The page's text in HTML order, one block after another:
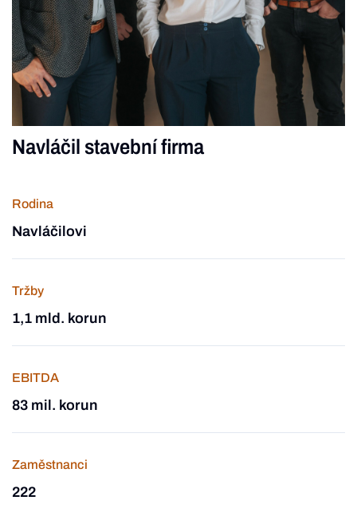
Navláčil stavební firma
Rodina
Navláčilovi
Tržby
1,1 mld. korun
EBITDA
83 mil. korun
Zaměstnanci
222